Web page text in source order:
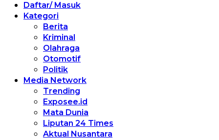
Daftar/ Masuk
Kategori
Berita
Kriminal
Olahraga
Otomotif
Politik
Media Network
Trending
Exposee.id
Mata Dunia
Liputan 24 Times
Aktual Nusantara